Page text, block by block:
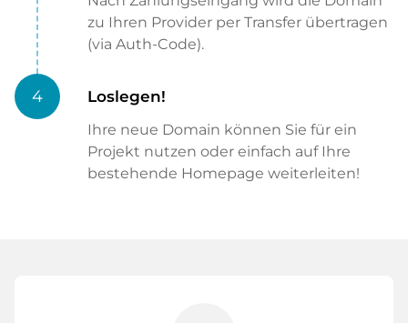
zu Ihren Provider per Transfer übertragen
(via Auth-Code).
4 Loslegen!
Ihre neue Domain können Sie für ein
Projekt nutzen oder einfach auf Ihre
bestehende Homepage weiterleiten!